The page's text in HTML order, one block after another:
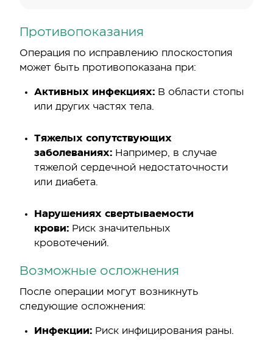
Противопоказания
Операция по исправлению плоскостопия
может быть противопоказана при:
Активных инфекциях: В области стопы
или других частях тела.
Тяжелых сопутствующих
заболеваниях: Например, в случае
тяжелой сердечной недостаточности
или диабета.
Нарушениях свертываемости
крови: Риск значительных
кровотечений.
Возможные осложнения
После операции могут возникнуть
следующие осложнения:
Инфекции: Риск инфицирования раны.